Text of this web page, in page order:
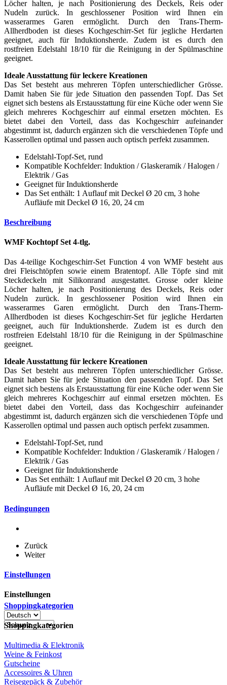
Löcher halten, je nach Positionierung des Deckels, Reis oder
Nudeln zurück. In geschlossener Position wird Ihnen ein
wasserarmes Garen ermöglicht. Durch den Trans-Therm-
Allherdboden ist dieses Kochgeschirr-Set für jegliche Herdarten
geeignet, auch für Induktionsherde. Zudem ist es durch den
rostfreien Edelstahl 18/10 für die Reinigung in der Spülmaschine
geeignet.
Ideale Ausstattung für leckere Kreationen
Das Set besteht aus mehreren Töpfen unterschiedlicher Grösse.
Damit haben Sie für jede Situation den passenden Topf. Das Set
eignet sich bestens als Erstausstattung für eine Küche oder wenn Sie
gleich mehreres Kochgeschirr auf einmal ersetzen möchten. Es
bietet dabei den Vorteil, dass das Kochgeschirr aufeinander
abgestimmt ist, dadurch ergänzen sich die verschiedenen Töpfe und
Kasserollen optimal und passen auch optisch perfekt zusammen.
Edelstahl-Topf-Set, rund
Kompatible Kochfelder: Induktion / Glaskeramik / Halogen /
Elektrik / Gas
Geeignet für Induktionsherde
Das Set enthält: 1 Auflauf mit Deckel Ø 20 cm, 3 hohe
Aufläufe mit Deckel Ø 16, 20, 24 cm
Beschreibung
WMF Kochtopf Set 4-tlg.
Das 4-teilige Kochgeschirr-Set Function 4 von WMF besteht aus
drei Fleischtöpfen sowie einem Bratentopf. Alle Töpfe sind mit
Steckdeckeln mit Silikonrand ausgestattet. Grosse oder kleine
Löcher halten, je nach Positionierung des Deckels, Reis oder
Nudeln zurück. In geschlossener Position wird Ihnen ein
wasserarmes Garen ermöglicht. Durch den Trans-Therm-
Allherdboden ist dieses Kochgeschirr-Set für jegliche Herdarten
geeignet, auch für Induktionsherde. Zudem ist es durch den
rostfreien Edelstahl 18/10 für die Reinigung in der Spülmaschine
geeignet.
Ideale Ausstattung für leckere Kreationen
Das Set besteht aus mehreren Töpfen unterschiedlicher Grösse.
Damit haben Sie für jede Situation den passenden Topf. Das Set
eignet sich bestens als Erstausstattung für eine Küche oder wenn Sie
gleich mehreres Kochgeschirr auf einmal ersetzen möchten. Es
bietet dabei den Vorteil, dass das Kochgeschirr aufeinander
abgestimmt ist, dadurch ergänzen sich die verschiedenen Töpfe und
Kasserollen optimal und passen auch optisch perfekt zusammen.
Edelstahl-Topf-Set, rund
Kompatible Kochfelder: Induktion / Glaskeramik / Halogen /
Elektrik / Gas
Geeignet für Induktionsherde
Das Set enthält: 1 Auflauf mit Deckel Ø 20 cm, 3 hohe
Aufläufe mit Deckel Ø 16, 20, 24 cm
Bedingungen
Zurück
Weiter
Einstellungen
Einstellungen
Shoppingkategorien
Shoppingkategorien
Multimedia & Elektronik
Weine & Feinkost
Gutscheine
Accessoires & Uhren
Reisegepäck & Zubehör